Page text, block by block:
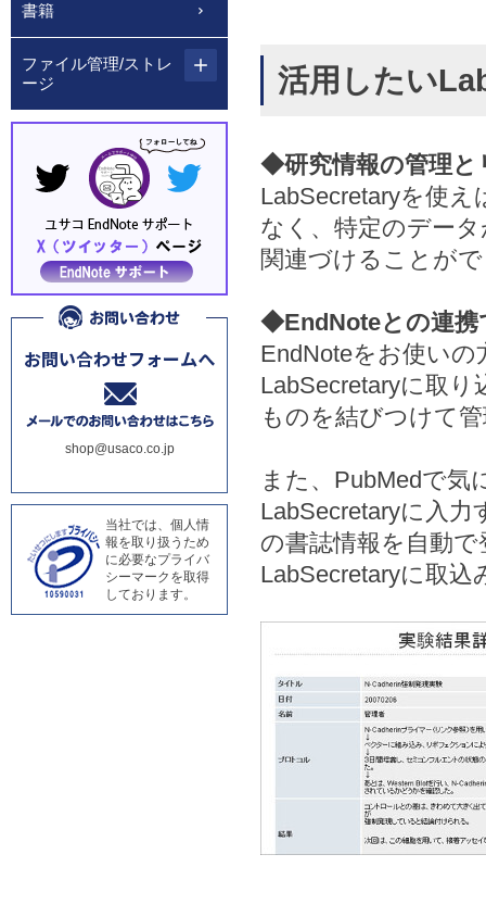
活用したい
◆研究情報の管理と
LabSecretaryを使
なく、特定のデー
関連づけることが
◆EndNoteとの連携
EndNoteをお使い
LabSecretaryに取
ものを結びつけて
また、PubMedで気
LabSecretaryに入
の書誌情報を自動
LabSecretaryに取込
書籍
ファイル管理/ストレ
ージ
shop@usaco.co.jp
当社では、個人情
報を取り扱うため
に必要なプライバ
シーマークを取得
しております。